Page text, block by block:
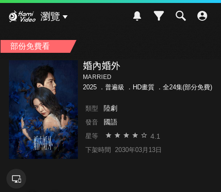
瀏覽
部份免費看
婚內婚外
MARRIED
2025 ． 普遍級 ．HD畫質 ．全24集(部分免費)
類型 陸劇
發音 國語
星等 4.1
下架時間 2030年03月13日